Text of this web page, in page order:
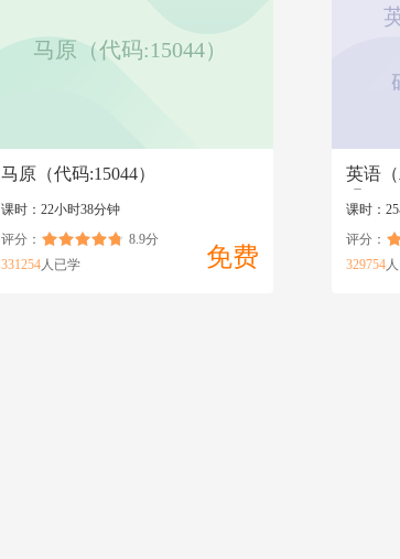
马原（代码:15044）
马原（代码:15044）
课时：22小时38分钟
免费
评分：
8.9分
331254人已学
英语
课时：
评分：
329754